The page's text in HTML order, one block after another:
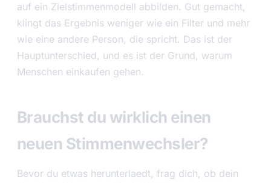
auf ein Zielstimmenmodell abbilden. Gut gemacht,
klingt das Ergebnis weniger wie ein Filter und mehr
wie eine andere Person, die spricht. Das ist der
Hauptunterschied, und es ist der Grund, warum
Menschen einkaufen gehen.
Brauchst du wirklich einen
neuen Stimmenwechsler?
Bevor du etwas herunterlaedt, frag dich, ob dein